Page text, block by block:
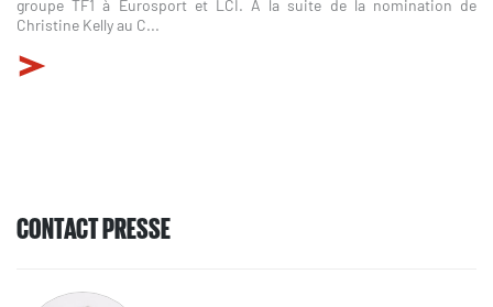
groupe TF1 à Eurosport et LCI. À la suite de la nomination de
Christine Kelly au C...
CONTACT PRESSE